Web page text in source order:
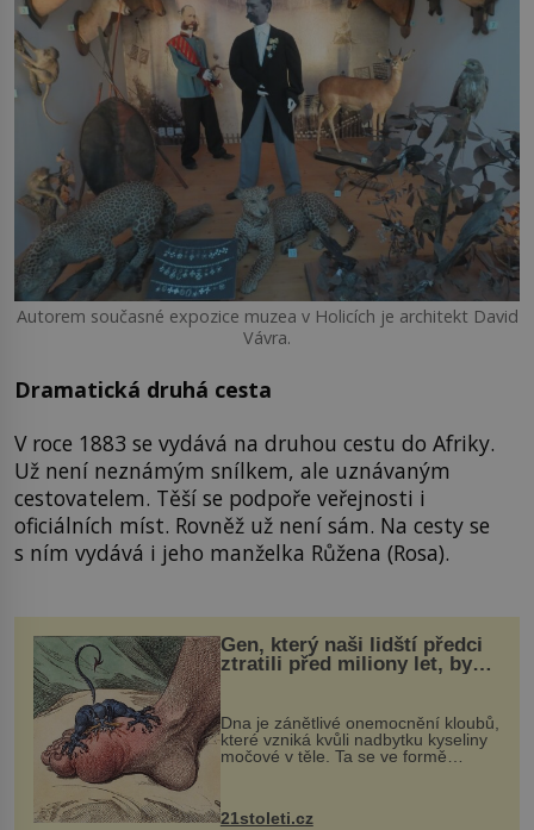
Autorem současné expozice muzea v Holicích je architekt David
Vávra.
Dramatická druhá cesta
V roce 1883 se vydává na druhou cestu do Afriky.
Už není neznámým snílkem, ale uznávaným
cestovatelem. Těší se podpoře veřejnosti i
oficiálních míst. Rovněž už není sám. Na cesty se
s ním vydává i jeho manželka Růžena (Rosa).
Gen, který naši lidští předci
ztratili před miliony let, by
mohl pomoci s léčbou
„nemoci králů“
Dna je zánětlivé onemocnění kloubů,
které vzniká kvůli nadbytku kyseliny
močové v těle. Ta se ve formě
nohou, a způsobuje bole...
21stoleti.cz